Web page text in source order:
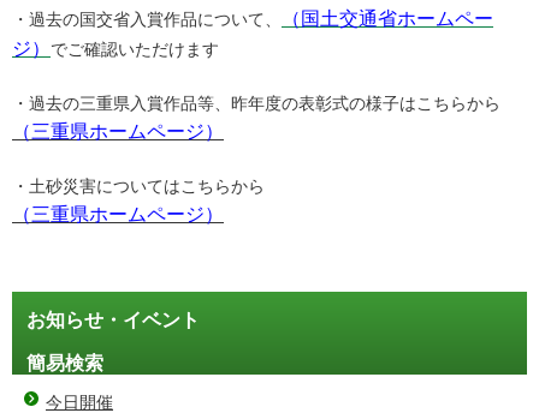
・過去の国交省入賞作品について、
（国土交通省ホームペー
ジ）
でご確認いただけます
・過去の三重県入賞作品等、昨年度の表彰式の様子はこちらから
（三重県ホームページ）
・土砂災害についてはこちらから
（三重県ホームページ）
お知らせ・イベント
簡易検索
今日開催